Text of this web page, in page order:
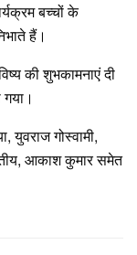
बच्चों के
हैं।
की शुभकामनाएं दी
युवराज गोस्वामी,
आकाश कुमार समेत